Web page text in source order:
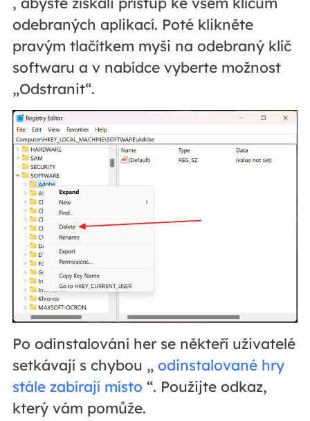
odebraných aplikací. Poté klikněte
pravým tlačítkem myši na odebraný klíč
softwaru a v nabídce vyberte možnost
„Odstranit“.
Po odinstalování her se někteří uživatelé
setkávají s chybou „ odinstalované hry
stále zabírají místo “. Použijte odkaz,
který vám pomůže.